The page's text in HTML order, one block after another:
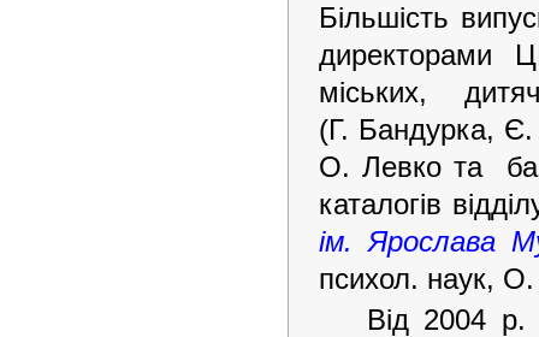
Більшість
директорами
міських,
(Г. Бандурка,
О. Левко та
каталогів
ім. Ярослава
психол. наук,
Від 2004 р.